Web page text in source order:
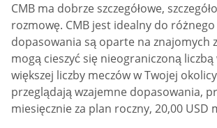
CMB ma dobrze szczegółowe,
rozmowę. CMB jest idealny do
dopasowania są oparte na znajomych
mogą cieszyć się nieograniczoną
większej liczby meczów w Twojej
przeglądają wzajemne dopasowania,
miesięcznie za plan roczny, 20,00 USD